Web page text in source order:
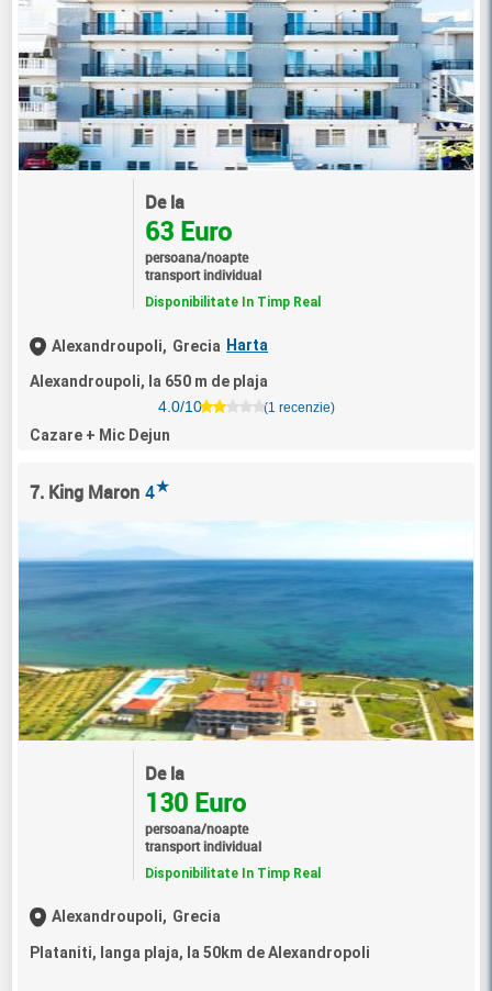
De la
63 Euro
persoana/noapte
transport individual
Disponibilitate In Timp Real
Alexandroupoli, Grecia Harta
Alexandroupoli, la 650 m de plaja
4.0/10
(1 recenzie)
Cazare + Mic Dejun
7. King Maron 4★
De la
130 Euro
persoana/noapte
transport individual
Disponibilitate In Timp Real
Alexandroupoli, Grecia
Plataniti, langa plaja, la 50km de Alexandropoli